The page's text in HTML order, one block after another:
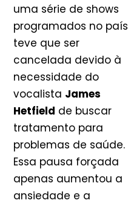
uma série de shows
programados no país
teve que ser
cancelada devido à
necessidade do
vocalista James
Hetfield de buscar
tratamento para
problemas de saúde.
Essa pausa forçada
apenas aumentou a
ansiedade e a